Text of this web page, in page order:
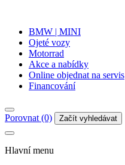
BMW | MINI
Ojeté vozy
Motorrad
Akce a nabídky
Online objednat na servis
Financování
Porovnat (0) Začít vyhledávat
Hlavní menu